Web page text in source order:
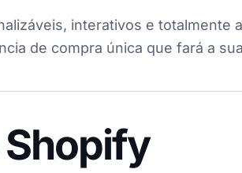
interativos e totalmente
de compra única que fará a